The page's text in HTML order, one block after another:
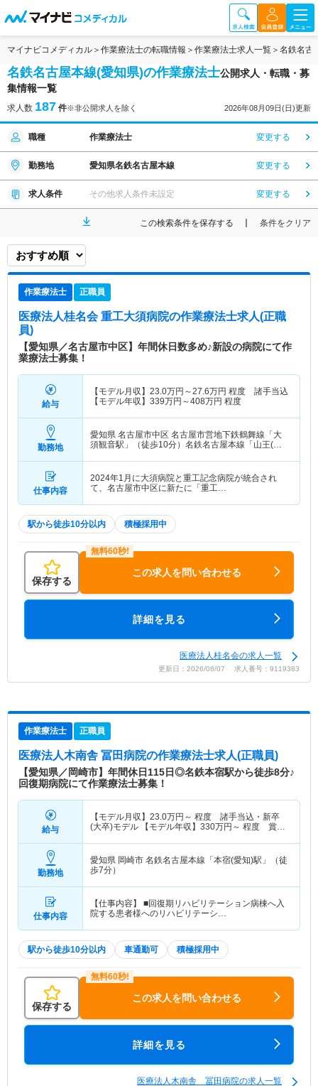
マイナビコメディカル 作業療法士の転職情報 作業療法士求人一覧 名鉄名古
名鉄名古屋本線(愛知県)の作業療法士公開求人・転職・募
集情報一覧
求人数 187 件※非公開求人を除く 2026年08月09日(日)更新
職種 作業療法士 変更する
勤務地 愛知県名鉄名古屋本線 変更する
求人条件 その他求人条件未設定 変更する
この検索条件を保存する 条件をクリア
作業療法士 正職員
医療法人桂名会 重工大須病院の作業療法士求人(正職
員)
【愛知県／名古屋市中区】年間休日数多め♪新設の病院にて作
業療法士募集！
給与
【モデル月収】 23.0万円～27.6万円 程度 諸手当込
【モデル年収】 339万円～408万円 程度
勤務地
愛知県 名古屋市中区 名古屋市営地下鉄鶴舞線「大
須観音駅」（徒歩10分）名鉄名古屋本線「山王(愛
仕事内容
2024年1月に大須病院と重工記念病院が統合され
て、名古屋市中区に新たに「重工…
駅から徒歩10分以内 積極採用中
保存する
この求人を問い合わせる
詳細を見る
医療法人桂名会の求人一覧
更新日：2026/08/07 求人番号：9119383
作業療法士 正職員
医療法人木南舎 冨田病院の作業療法士求人(正職員)
【愛知県／岡崎市】年間休日115日◎名鉄本宿駅から徒歩8分♪
回復期病院にて作業療法士募集！
給与
【モデル月収】 23.0万円～ 程度 諸手当込・新卒
(大卒)モデル 【モデル年収】 330万円～ 程度 賞与
勤務地
愛知県 岡崎市 名鉄名古屋本線「本宿(愛知)駅」（徒
歩7分）
仕事内容
【仕事内容】 ■回復期リハビリテーション病棟へ入
院する患者様へのリハビリテーシ…
駅から徒歩10分以内 車通勤可 積極採用中
保存する
この求人を問い合わせる
詳細を見る
医療法人木南舎 冨田病院の求人一覧